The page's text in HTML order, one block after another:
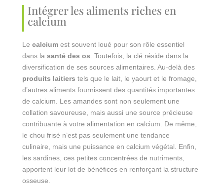
Intégrer les aliments riches en
calcium
Le calciumest souvent loué pour son rôle essentiel
dans la santé des os . Toutefois, la clé réside dans la
diversification de ses sources alimentaires. Au-delà des
produits laitiers tels que le lait, le yaourt et le fromage,
d’autres aliments fournissent des quantités importantes
de calcium. Les amandes sont non seulement une
collation savoureuse, mais aussi une source précieuse
contribuante à votre alimentation en calcium. De même,
le chou frisé n’est pas seulement une tendance
culinaire, mais une puissance en calcium végétal. Enfin,
les sardines, ces petites concentrées de nutriments,
apportent leur lot de bénéfices en renforçant la structure
osseuse.